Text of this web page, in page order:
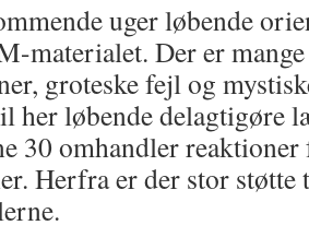
uger løbende
materialet. Der er
groteske fejl og
her løbende delagtigøre
30 omhandler
Herfra er der stor